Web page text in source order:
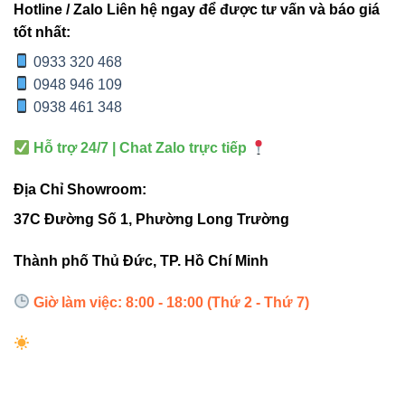
Đèn Led thanh ray Vinaled V12TR2-40 40W rất phù hợp
cho:
Showroom thời trang cao cấp
Studio chụp ảnh – quay video
chiều sâu – độ nổi khối – tính thu hút của vật thể.
4. SEO thực chiến: Tối ưu nội
Hotline / Zalo Liên hệ ngay để được tư vấn và báo giá
tốt nhất:
0933 320 468
0948 946 109
0938 461 348
Hỗ trợ 24/7 | Chat Zalo trực tiếp
Địa Chỉ Showroom:
37C Đường Số 1, Phường Long Trường
Thành phố Thủ Đức, TP. Hồ Chí Minh
Giờ làm việc: 8:00 - 18:00 (Thứ 2 - Thứ 7)